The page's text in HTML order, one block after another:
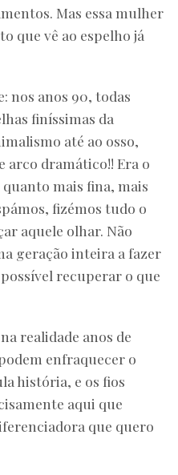
Mas essa mulher
que vê ao espelho já
nos anos 90, todas
finíssimas da
até ao osso,
arco dramático!! Era o
mais fina, mais
fizémos tudo o
aquele olhar. Não
geração inteira a fazer
recuperar o que
realidade anos de
enfraquecer o
história, e os fios
aqui que
que quero